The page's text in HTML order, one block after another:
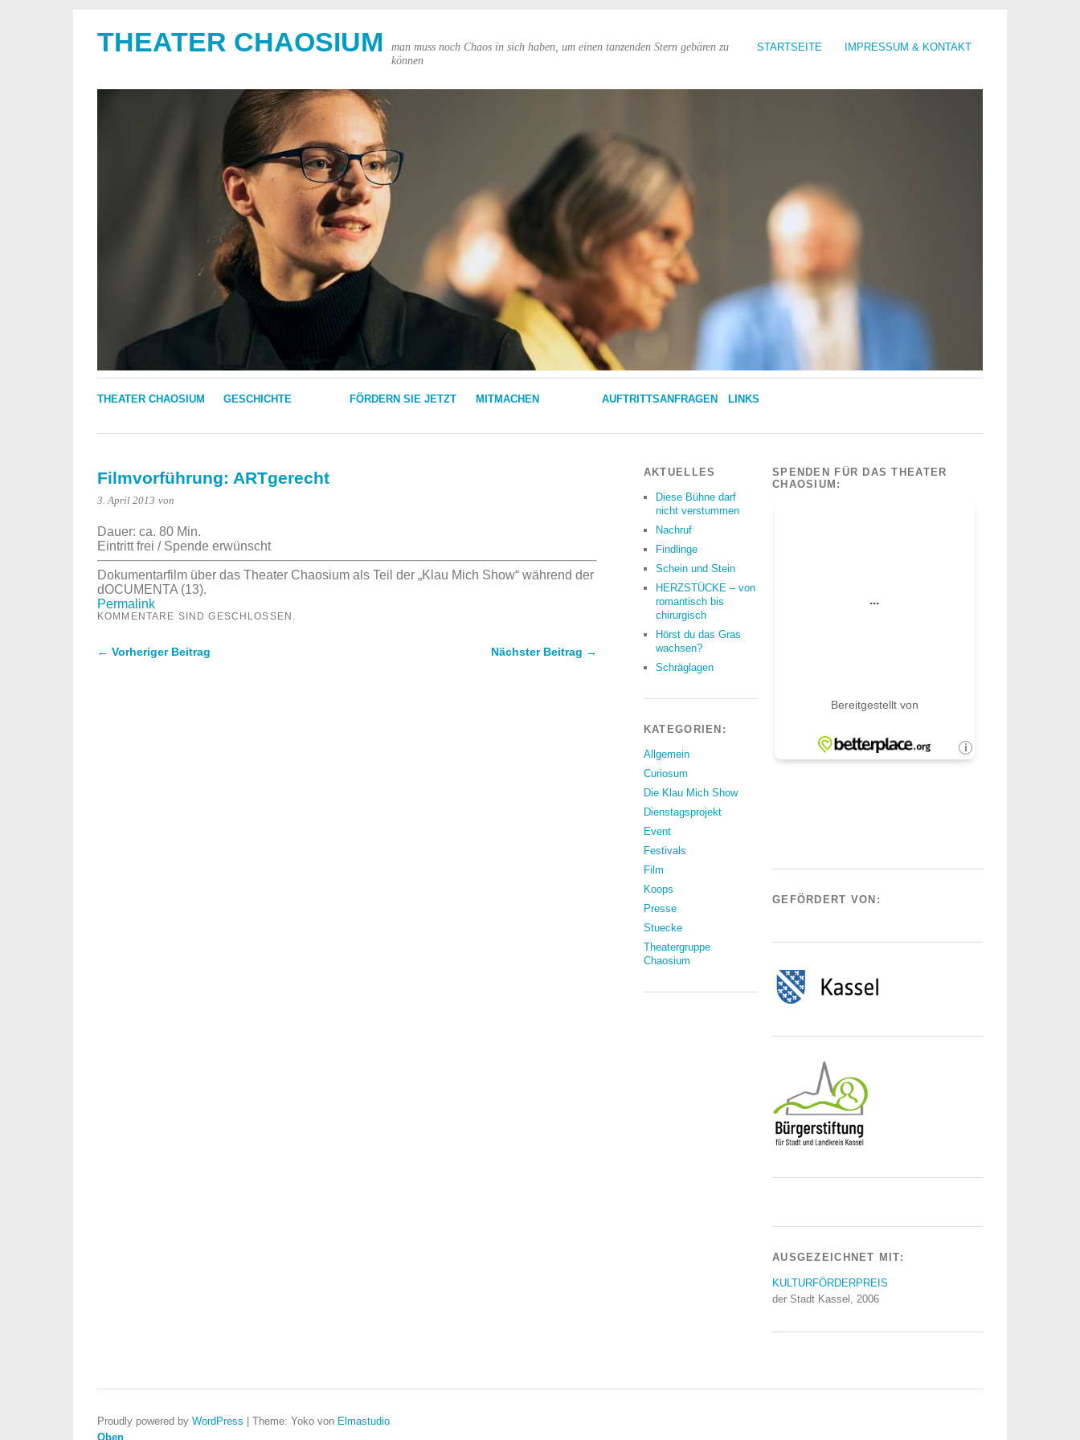
STARTSEITE IMPRESSUM & KONTAKT
THEATER CHAOSIUM
man muss noch Chaos in sich haben, um einen tanzenden Stern gebären zu
können
THEATER CHAOSIUM GESCHICHTE FÖRDERN SIE JETZT MITMACHEN AUFTRITTSANFRAGEN LINKS
Filmvorführung: ARTgerecht
3. April 2013 von
Dauer: ca. 80 Min.
Eintritt frei / Spende erwünscht
Dokumentarfilm über das Theater Chaosium als Teil der „Klau Mich Show“ während der
dOCUMENTA (13).
Permalink
KOMMENTARE SIND GESCHLOSSEN.
← Vorheriger Beitrag Nächster Beitrag →
AKTUELLES
Diese Bühne darf
nicht verstummen
Nachruf
Findlinge
Schein und Stein
HERZSTÜCKE – von
romantisch bis
chirurgisch
Hörst du das Gras
wachsen?
Schräglagen
KATEGORIEN:
Allgemein
Curiosum
Die Klau Mich Show
Dienstagsprojekt
Event
Festivals
Film
Koops
Presse
Stuecke
Theatergruppe
Chaosium
SPENDEN FÜR DAS THEATER
CHAOSIUM:
GEFÖRDERT VON:
AUSGEZEICHNET MIT:
KULTURFÖRDERPREIS
der Stadt Kassel, 2006
Proudly powered by WordPress Theme: Yoko von Elmastudio
Oben